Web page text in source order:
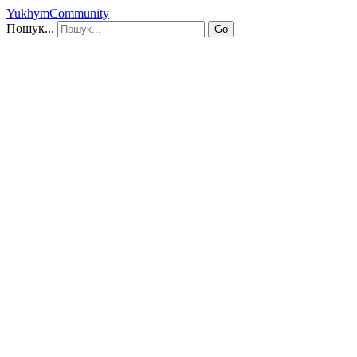
YukhymCommunity
Пошук...
Go